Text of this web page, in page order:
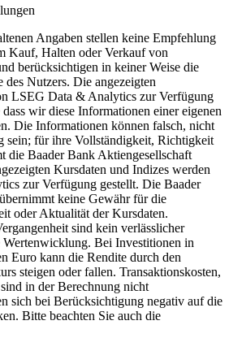
Angaben stellen keine Empfehlung
Kauf, Halten oder Verkauf von
berücksichtigen in keiner Weise die
Nutzers. Die angezeigten
LSEG Data & Analytics zur Verfügung
wir diese Informationen einer eigenen
Die Informationen können falsch, nicht
sein; für ihre Vollständigkeit, Richtigkeit
die Baader Bank Aktiengesellschaft
Kursdaten und Indizes werden
zur Verfügung gestellt. Die Baader
keine Gewähr für die
oder Aktualität der Kursdaten.
sind kein verlässlicher
Bei Investitionen in
Euro kann die Rendite durch den
steigen oder fallen. Transaktionskosten,
in der Berechnung nicht
sich bei Berücksichtigung negativ auf die
Bitte beachten Sie auch die